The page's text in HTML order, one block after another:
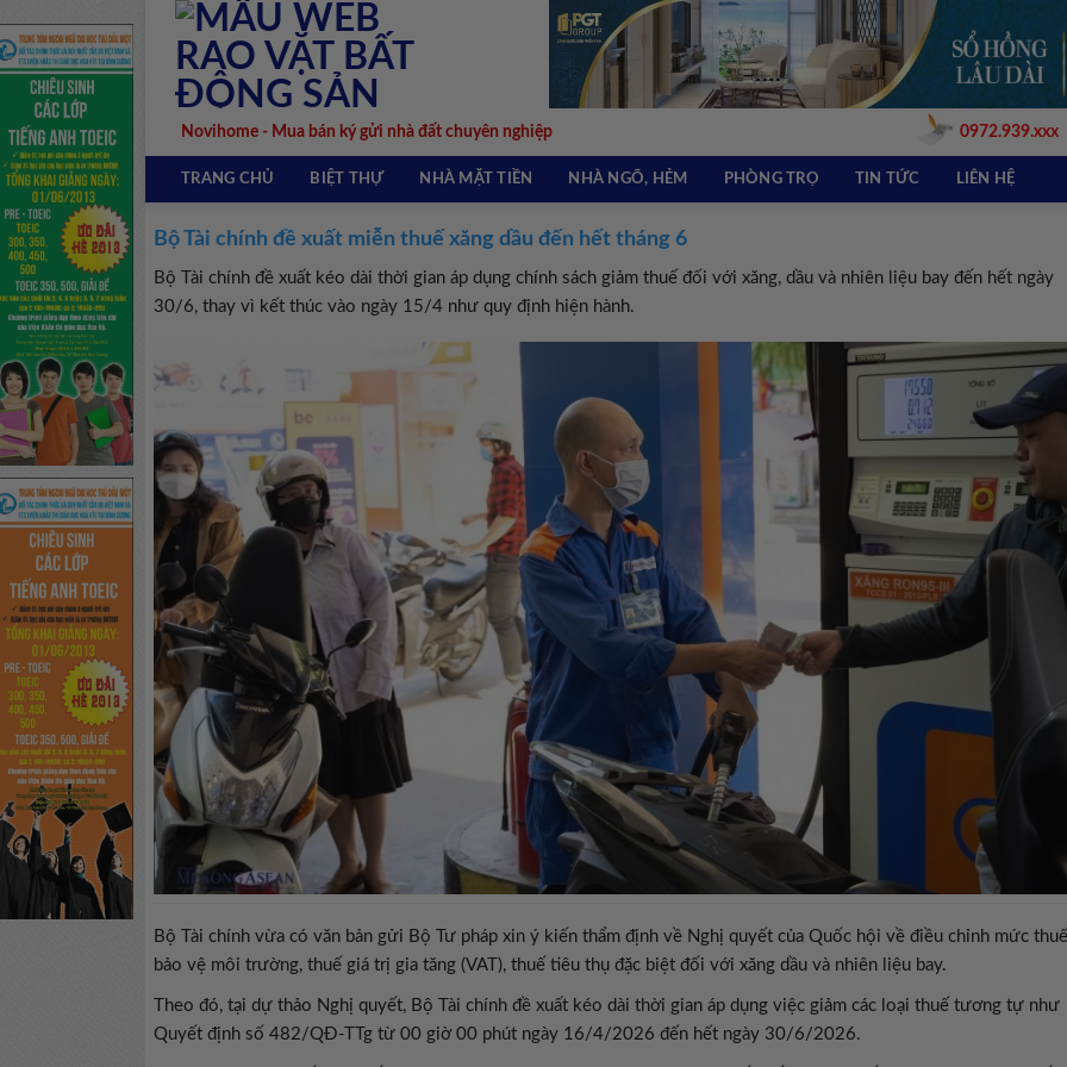
Skip
content
Novihome - Mua bán ký gửi nhà đất chuyên nghiệp 0972.939.xxx
TRANG CHỦ BIỆT THỰ NHÀ MẶT TIỀN NHÀ NGÕ, HẺM PHÒNG TRỌ TIN TỨC LIÊN HỆ
Bộ Tài chính đề xuất miễn thuế xăng dầu đến hết tháng 6
Bộ Tài chính đề xuất kéo dài thời gian áp dụng chính sách giảm thuế đối với xăng, dầu và nhiên liệu bay đến hết ngày
30/6, thay vì kết thúc vào ngày 15/4 như quy định hiện hành.
Bộ Tài chính vừa có văn bản gửi Bộ Tư pháp xin ý kiến thẩm định về Nghị quyết của Quốc hội về điều chỉnh mức thuế
bảo vệ môi trường, thuế giá trị gia tăng (VAT), thuế tiêu thụ đặc biệt đối với xăng dầu và nhiên liệu bay.
Theo đó, tại dự thảo Nghị quyết, Bộ Tài chính đề xuất kéo dài thời gian áp dụng việc giảm các loại thuế tương tự như
Quyết định số 482/QĐ-TTg từ 00 giờ 00 phút ngày 16/4/2026 đến hết ngày 30/6/2026.